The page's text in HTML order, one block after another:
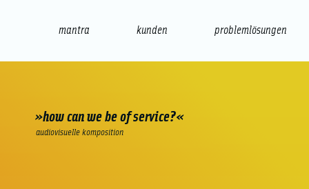
mantra kunden problemlösungen
»how can we be of service?«
audiovisuelle komposition